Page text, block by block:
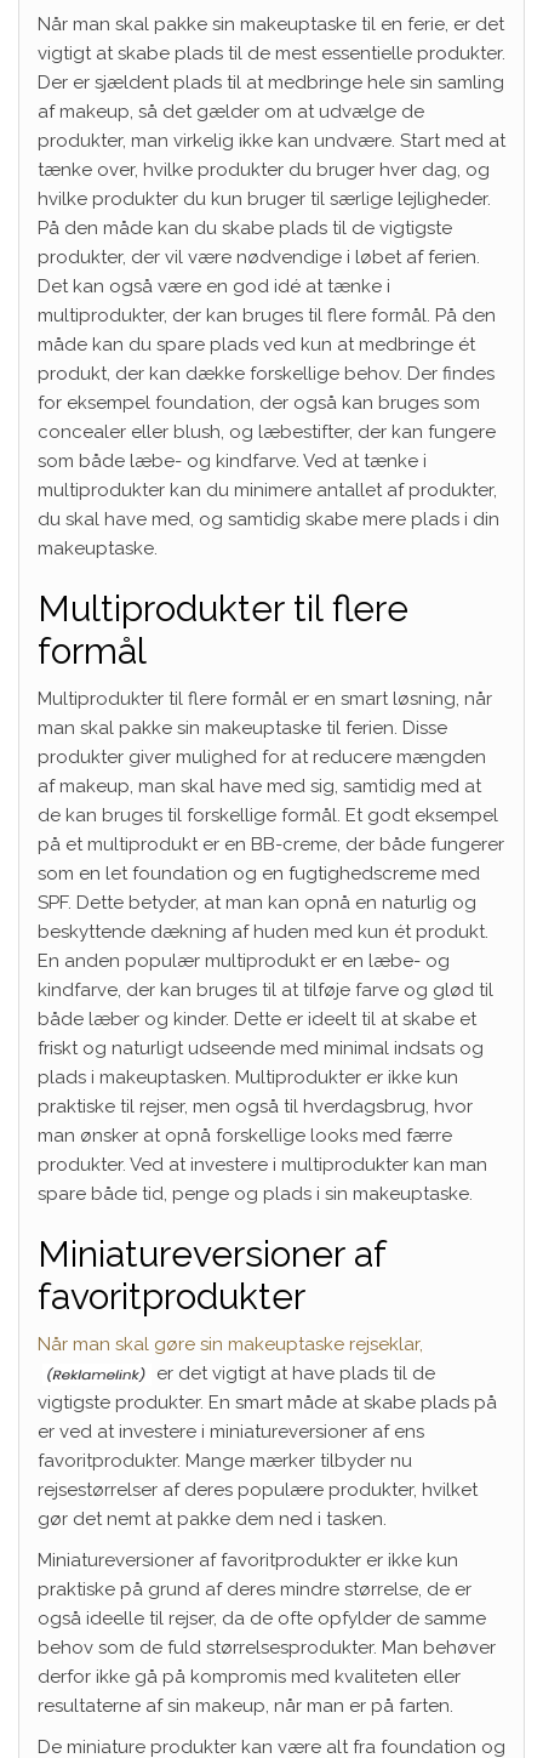
Når man skal pakke sin makeuptaske til en ferie, er det
vigtigt at skabe plads til de mest essentielle produkter.
Der er sjældent plads til at medbringe hele sin samling
af makeup, så det gælder om at udvælge de
produkter, man virkelig ikke kan undvære. Start med at
tænke over, hvilke produkter du bruger hver dag, og
hvilke produkter du kun bruger til særlige lejligheder.
På den måde kan du skabe plads til de vigtigste
produkter, der vil være nødvendige i løbet af ferien.
Det kan også være en god idé at tænke i
multiprodukter, der kan bruges til flere formål. På den
måde kan du spare plads ved kun at medbringe ét
produkt, der kan dække forskellige behov. Der findes
for eksempel foundation, der også kan bruges som
concealer eller blush, og læbestifter, der kan fungere
som både læbe- og kindfarve. Ved at tænke i
multiprodukter kan du minimere antallet af produkter,
du skal have med, og samtidig skabe mere plads i din
makeuptaske.
Multiprodukter til flere
formål
Multiprodukter til flere formål er en smart løsning, når
man skal pakke sin makeuptaske til ferien. Disse
produkter giver mulighed for at reducere mængden
af ​​makeup, man skal have med sig, samtidig med at
de kan bruges til forskellige formål. Et godt eksempel
på et multiprodukt er en BB-creme, der både fungerer
som en let foundation og en fugtighedscreme med
SPF. Dette betyder, at man kan opnå en naturlig og
beskyttende dækning af huden med kun ét produkt.
En anden populær multiprodukt er en læbe- og
kindfarve, der kan bruges til at tilføje farve og glød til
både læber og kinder. Dette er ideelt til at skabe et
friskt og naturligt udseende med minimal indsats og
plads i makeuptasken. Multiprodukter er ikke kun
praktiske til rejser, men også til hverdagsbrug, hvor
man ønsker at opnå forskellige looks med færre
produkter. Ved at investere i multiprodukter kan man
spare både tid, penge og plads i sin makeuptaske.
Miniatureversioner af
favoritprodukter
Når man skal gøre sin makeuptaske rejseklar,
er det vigtigt at have plads til de
vigtigste produkter. En smart måde at skabe plads på
er ved at investere i miniatureversioner af ens
favoritprodukter. Mange mærker tilbyder nu
rejsestørrelser af deres populære produkter, hvilket
gør det nemt at pakke dem ned i tasken.
Miniatureversioner af favoritprodukter er ikke kun
praktiske på grund af deres mindre størrelse, de er
også ideelle til rejser, da de ofte opfylder de samme
behov som de fuld størrelsesprodukter. Man behøver
derfor ikke gå på kompromis med kvaliteten eller
resultaterne af sin makeup, når man er på farten.
De miniature produkter kan være alt fra foundation og